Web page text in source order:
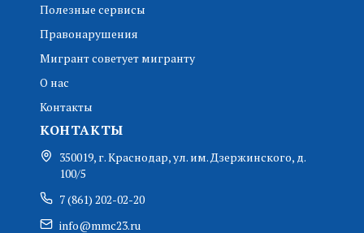
Полезные сервисы
Правонарушения
Мигрант советует мигранту
О нас
Контакты
КОНТАКТЫ
350019, г. Краснодар, ул. им. Дзержинского, д.
100/5
7 (861) 202-02-20
info@mmc23.ru